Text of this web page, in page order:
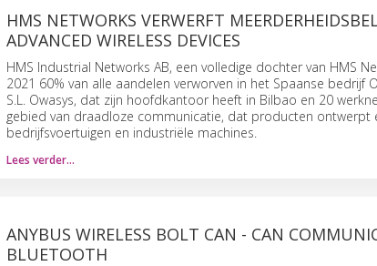
HMS NETWORKS VERWERFT
ADVANCED WIRELESS DEVICES
HMS Industrial Networks AB, een volledige dochter van HMS
2021 60% van alle aandelen verworven in het Spaanse bedrijf
S.L. Owasys, dat zijn hoofdkantoor heeft in Bilbao en 20
gebied van draadloze communicatie, dat producten ontwerpt
bedrijfsvoertuigen en industriële machines.
Lees verder…
ANYBUS WIRELESS BOLT CAN - CAN
BLUETOOTH